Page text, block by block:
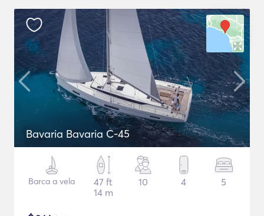
Bavaria Bavaria C-45
Barca a vela
47 ft
14 m
10 4 5